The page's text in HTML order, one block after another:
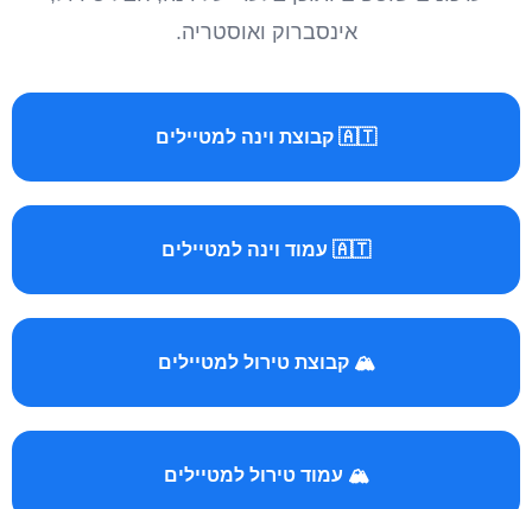
אינסברוק ואוסטריה.
🇦🇹 קבוצת וינה למטיילים
🇦🇹 עמוד וינה למטיילים
🏔️ קבוצת טירול למטיילים
🏔️ עמוד טירול למטיילים